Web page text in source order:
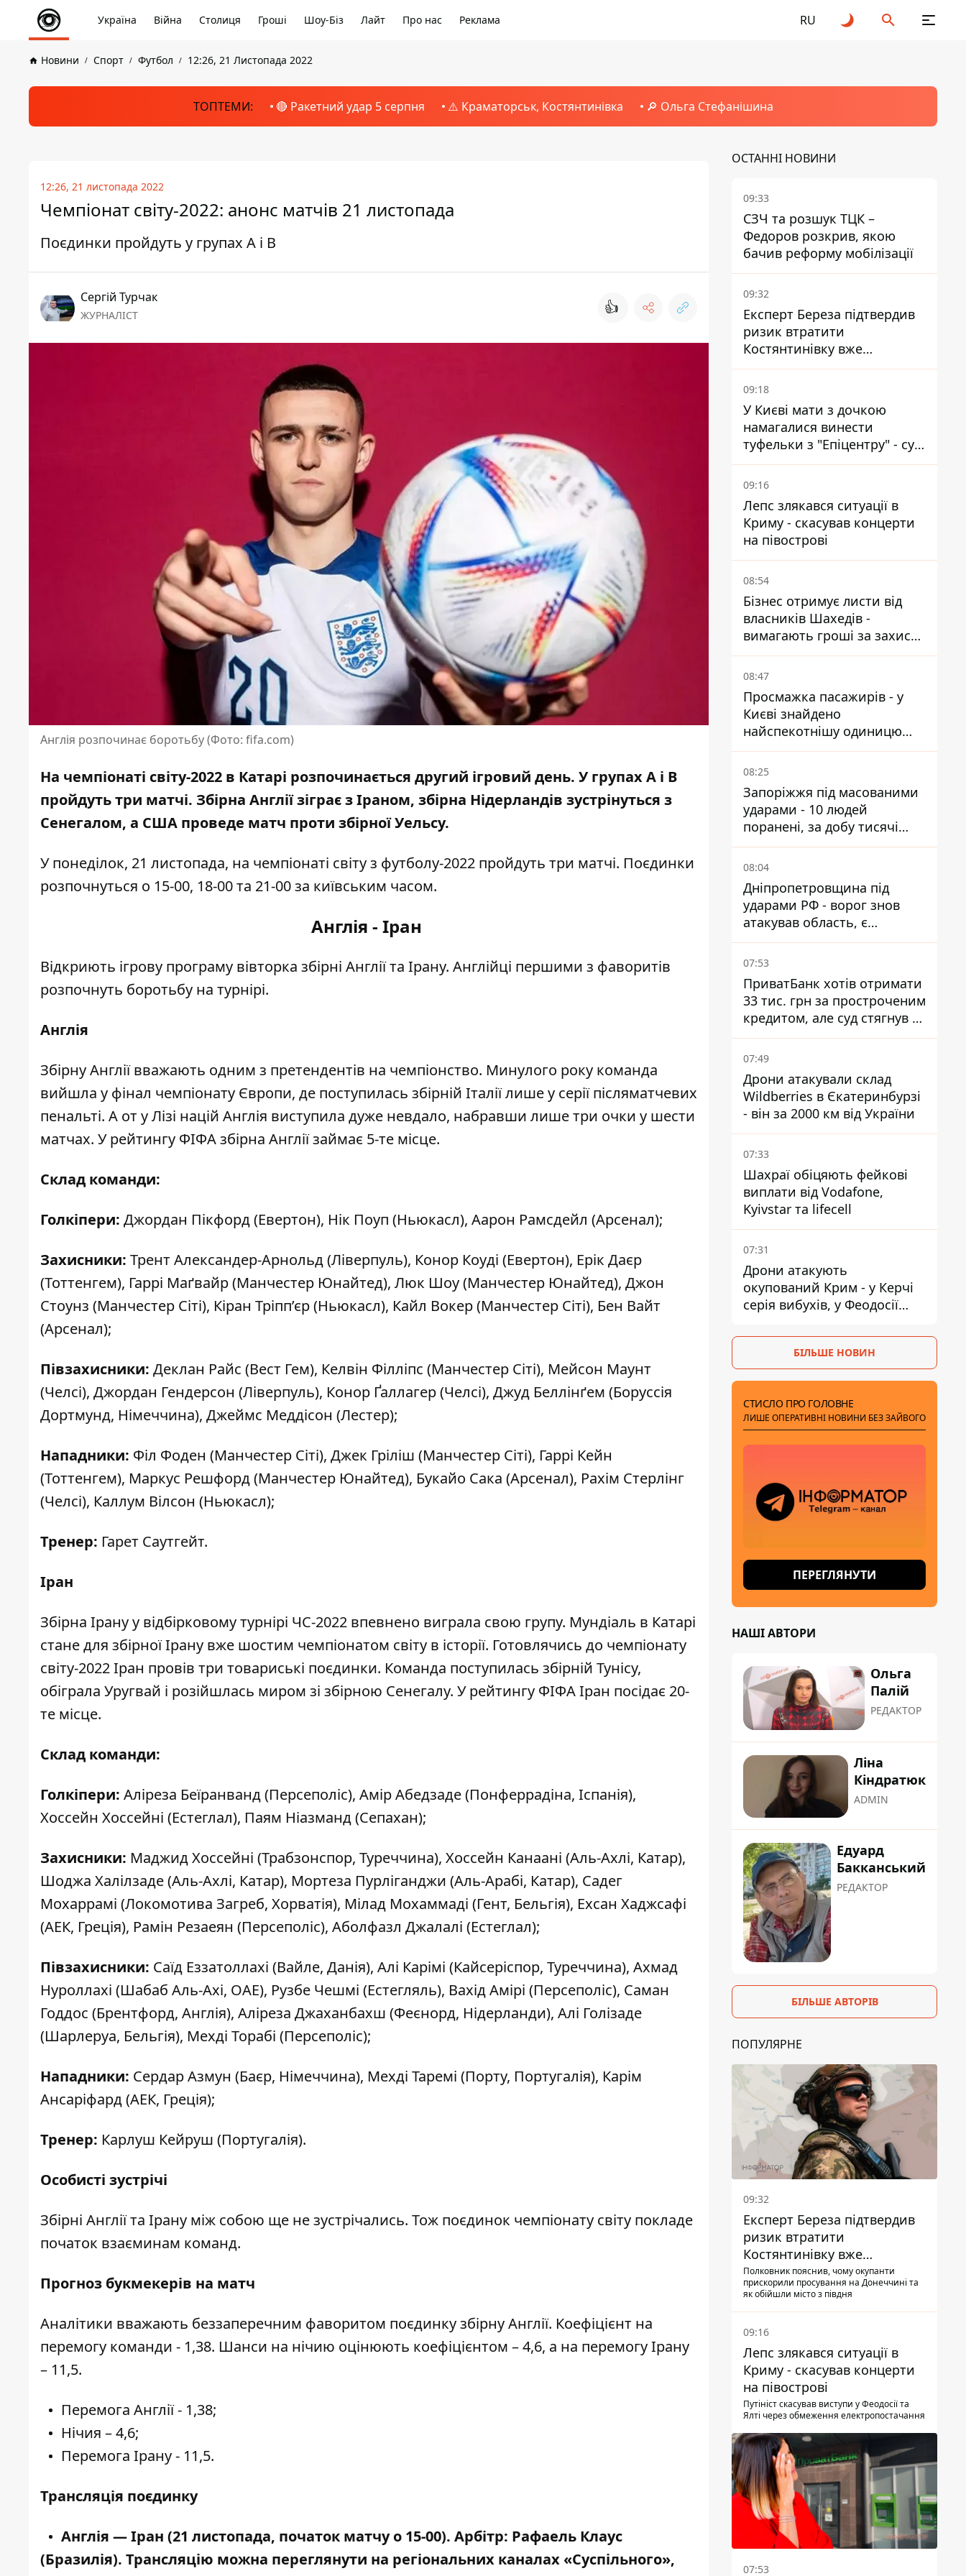
Україна Війна Столиця Гроші Шоу-Біз Лайт Про нас Реклама RU
Новини Спорт Футбол 12:26, 21 Листопада 2022
ТОПТЕМИ: 🔴 Ракетний удар 5 серпня ⚠️ Краматорськ, Костянтинівка 🔎 Ольга Стефанішина
12:26, 21 листопада 2022
Чемпіонат світу-2022: анонс матчів 21 листопада
Поєдинки пройдуть у групах А і В
Сергій Турчак
ЖУРНАЛІСТ 👍
Англія розпочинає боротьбу (Фото: fifa.com)
На чемпіонаті світу-2022 в Катарі розпочинається другий ігровий день. У групах А і В
пройдуть три матчі. Збірна Англії зіграє з Іраном, збірна Нідерландів зустрінуться з
Сенегалом, а США проведе матч проти збірної Уельсу.
У понеділок, 21 листопада, на чемпіонаті світу з футболу-2022 пройдуть три матчі. Поєдинки
розпочнуться о 15-00, 18-00 та 21-00 за київським часом.
Англія - Іран
Відкриють ігрову програму вівторка збірні Англії та Ірану. Англійці першими з фаворитів
розпочнуть боротьбу на турнірі.
Англія
Збірну Англії вважають одним з претендентів на чемпіонство. Минулого року команда
вийшла у фінал чемпіонату Європи, де поступилась збірній Італії лише у серії післяматчевих
пенальті. А от у Лізі націй Англія виступила дуже невдало, набравши лише три очки у шести
матчах. У рейтингу ФІФА збірна Англії займає 5-те місце.
Склад команди:
Голкіпери: Джордан Пікфорд (Евертон), Нік Поуп (Ньюкасл), Аарон Рамсдейл (Арсенал);
Захисники: Трент Александер-Арнольд (Ліверпуль), Конор Коуді (Евертон), Ерік Даєр
(Тоттенгем), Гаррі Маґвайр (Манчестер Юнайтед), Люк Шоу (Манчестер Юнайтед), Джон
Стоунз (Манчестер Сіті), Кіран Тріпп’єр (Ньюкасл), Кайл Вокер (Манчестер Сіті), Бен Вайт
(Арсенал);
Півзахисники: Деклан Райс (Вест Гем), Келвін Філліпс (Манчестер Сіті), Мейсон Маунт
(Челсі), Джордан Гендерсон (Ліверпуль), Конор Ґаллагер (Челсі), Джуд Беллінґем (Боруссія
Дортмунд, Німеччина), Джеймс Меддісон (Лестер);
Нападники: Філ Фоден (Манчестер Сіті), Джек Гріліш (Манчестер Сіті), Гаррі Кейн
(Тоттенгем), Маркус Решфорд (Манчестер Юнайтед), Букайо Сака (Арсенал), Рахім Стерлінг
(Челсі), Каллум Вілсон (Ньюкасл);
Тренер: Гарет Саутгейт.
Іран
Збірна Ірану у відбірковому турнірі ЧС-2022 впевнено виграла свою групу. Мундіаль в Катарі
стане для збірної Ірану вже шостим чемпіонатом світу в історії. Готовлячись до чемпіонату
світу-2022 Іран провів три товариські поєдинки. Команда поступилась збірній Тунісу,
обіграла Уругвай і розійшлась миром зі збірною Сенегалу. У рейтингу ФІФА Іран посідає 20-
те місце.
Склад команди:
Голкіпери: Аліреза Беїранванд (Персеполіс), Амір Абедзаде (Понферрадіна, Іспанія),
Хоссейн Хоссейні (Естеглал), Паям Ніазманд (Сепахан);
Захисники: Маджид Хоссейні (Трабзонспор, Туреччина), Хоссейн Канаані (Аль-Ахлі, Катар),
Шоджа Халілзаде (Аль-Ахлі, Катар), Мортеза Пурліганджи (Аль-Арабі, Катар), Садег
Мохаррамі (Локомотива Загреб, Хорватія), Мілад Мохаммаді (Гент, Бельгія), Ехсан Хаджсафі
(АЕК, Греція), Рамін Резаеян (Персеполіс), Аболфазл Джалалі (Естеглал);
Півзахисники: Саїд Еззатоллахі (Вайле, Данія), Алі Карімі (Кайсеріспор, Туреччина), Ахмад
Нуроллахі (Шабаб Аль-Ахі, ОАЕ), Рузбе Чешмі (Естегляль), Вахід Амірі (Персеполіс), Саман
Годдос (Брентфорд, Англія), Аліреза Джаханбахш (Феєнорд, Нідерланди), Алі Голізаде
(Шарлеруа, Бельгія), Мехді Торабі (Персеполіс);
Нападники: Сердар Азмун (Баєр, Німеччина), Мехді Таремі (Порту, Португалія), Карім
Ансаріфард (АЕК, Греція);
Тренер: Карлуш Кейруш (Португалія).
Особисті зустрічі
Збірні Англії та Ірану між собою ще не зустрічались. Тож поєдинок чемпіонату світу покладе
початок взаєминам команд.
Прогноз букмекерів на матч
Аналітики вважають беззаперечним фаворитом поєдинку збірну Англії. Коефіцієнт на
перемогу команди - 1,38. Шанси на нічию оцінюють коефіцієнтом – 4,6, а на перемогу Ірану
– 11,5.
Перемога Англії - 1,38;
Нічия – 4,6;
Перемога Ірану - 11,5.
Трансляція поєдинку
Англія — Іран (21 листопада, початок матчу о 15-00). Арбітр: Рафаель Клаус
(Бразилія). Трансляцію можна переглянути на регіональних каналах «Суспільного»,
ОСТАННІ НОВИНИ
09:33
СЗЧ та розшук ТЦК –
Федоров розкрив, якою
бачив реформу мобілізації
09:32
Експерт Береза підтвердив
ризик втратити
Костянтинівку вже
найближчими місяцями
09:18
У Києві мати з дочкою
намагалися винести
туфельки з "Епіцентру" - суд
виніс вирок
09:16
Лепс злякався ситуації в
Криму - скасував концерти
на півострові
08:54
Бізнес отримує листи від
власників Шахедів -
вимагають гроші за захист
від атак
08:47
Просмажка пасажирів - у
Києві знайдено
найспекотнішу одиницю
громадського транспорту
08:25
Запоріжжя під масованими
ударами - 10 людей
поранені, за добу тисячі
атак
08:04
Дніпропетровщина під
ударами РФ - ворог знов
атакував область, є
руйнування та пожежі
07:53
ПриватБанк хотів отримати
33 тис. грн за простроченим
кредитом, але суд стягнув з
боржниці лише 22 тис. грн
07:49
Дрони атакували склад
Wildberries в Єкатеринбурзі
- він за 2000 км від України
07:33
Шахраї обіцяють фейкові
виплати від Vodafone,
Kyivstar та lifecell
07:31
Дрони атакують
окупований Крим - у Керчі
серія вибухів, у Феодосії
БІЛЬШЕ НОВИН
СТИСЛО ПРО ГОЛОВНЕ
ЛИШЕ ОПЕРАТИВНІ НОВИНИ БЕЗ ЗАЙВОГО
ПЕРЕГЛЯНУТИ
НАШІ АВТОРИ
Ольга
Палій
РЕДАКТОР
Ліна
Кіндратюк
ADMIN
Едуард
Бакканський
РЕДАКТОР
БІЛЬШЕ АВТОРІВ
ПОПУЛЯРНЕ
09:32
Експерт Береза підтвердив
ризик втратити
Костянтинівку вже
найближчими місяцями
Полковник пояснив, чому окупанти
прискорили просування на Донеччині та
як обійшли місто з півдня
09:16
Лепс злякався ситуації в
Криму - скасував концерти
на півострові
Путініст скасував виступи у Феодосії та
Ялті через обмеження електропостачання
07:53